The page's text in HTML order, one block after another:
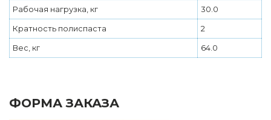
Рабочая нагрузка, кг 30.0
Кратность полиспаста 2
Вес, кг 64.0
ФОРМА ЗАКАЗА